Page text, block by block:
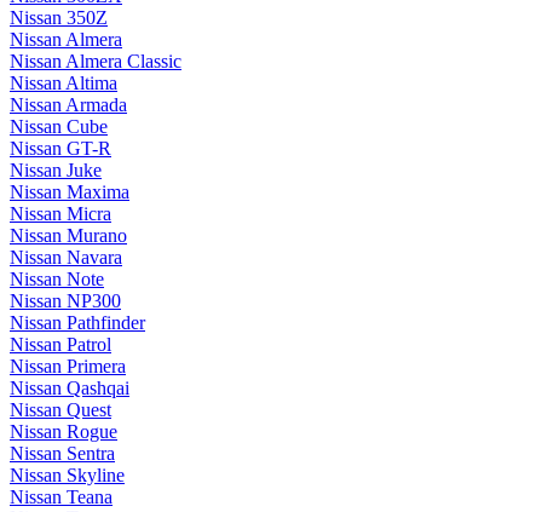
Nissan 350Z
Nissan Almera
Nissan Almera Classic
Nissan Altima
Nissan Armada
Nissan Cube
Nissan GT-R
Nissan Juke
Nissan Maxima
Nissan Micra
Nissan Murano
Nissan Navara
Nissan Note
Nissan NP300
Nissan Pathfinder
Nissan Patrol
Nissan Primera
Nissan Qashqai
Nissan Quest
Nissan Rogue
Nissan Sentra
Nissan Skyline
Nissan Teana